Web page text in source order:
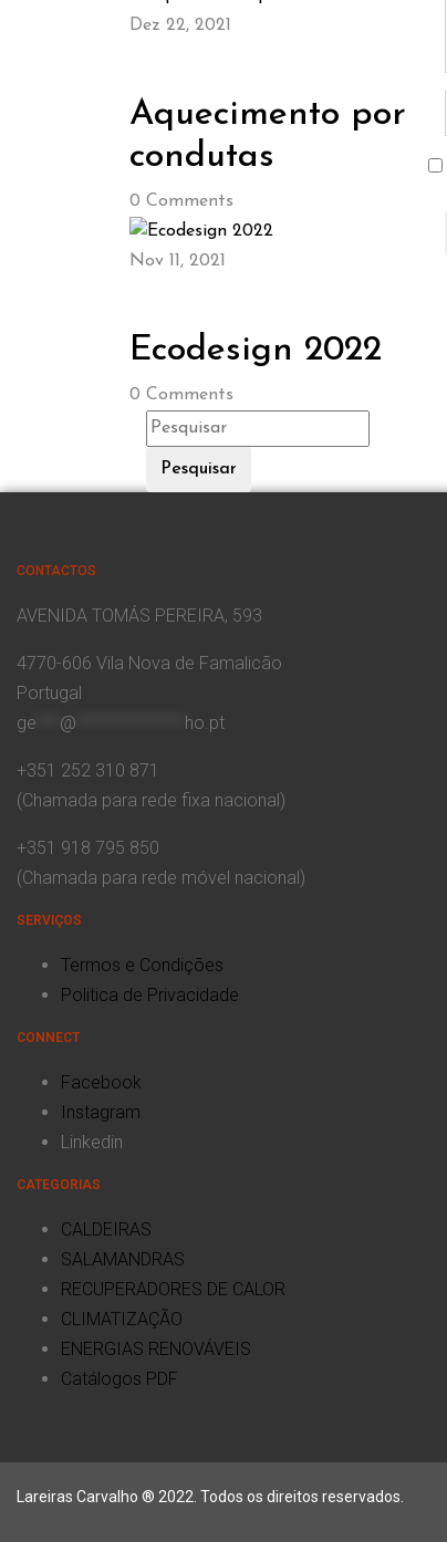
Dez 22, 2021
Aquecimento por
condutas
0 Comments
Nov 11, 2021
Ecodesign 2022
0 Comments
Pesquisar
CONTACTOS
AVENIDA TOMÁS PEREIRA, 593
4770-606 Vila Nova de Famalicão
Portugal
ge
@ ho.pt
+351 252 310 871
(Chamada para rede fixa nacional)
+351 918 795 850
(Chamada para rede móvel nacional)
SERVIÇOS
Termos e Condições
Politica de Privacidade
CONNECT
Facebook
Instagram
Linkedin
CATEGORIAS
CALDEIRAS
SALAMANDRAS
RECUPERADORES DE CALOR
CLIMATIZAÇÃO
ENERGIAS RENOVÁVEIS
Catálogos PDF
Lareiras Carvalho ® 2022. Todos os direitos reservados.